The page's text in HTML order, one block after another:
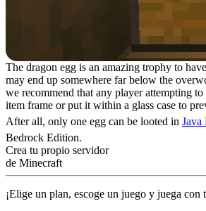
The dragon egg is an amazing trophy to
may end up somewhere far below the
we recommend that any player attempting to
item frame or put it within a glass case to
After all, only one egg can be looted in Java
Bedrock Edition.
Crea tu propio servidor
de Minecraft
¡Elige un plan, escoge un juego y juega con